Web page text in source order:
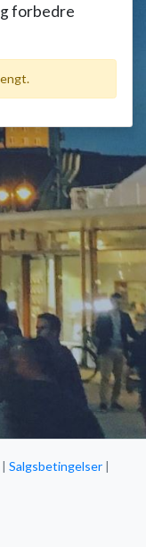
forbedre
| Salgsbetingelser |